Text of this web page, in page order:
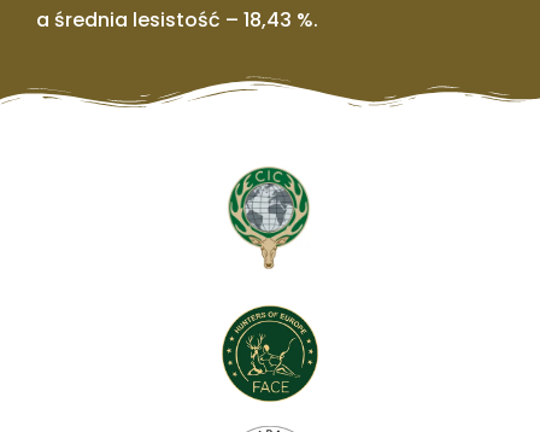
a średnia lesistość – 18,43 %.